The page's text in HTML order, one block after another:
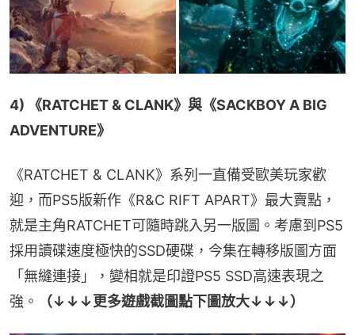
4) 《RATCHET & CLANK》與《SACKBOY A BIG
ADVENTURE》
《RATCHET & CLANK》系列一直備受歐美玩家歡
迎，而PS5版新作《R&C RIFT APART》最大賣點，
就是主角RATCHET可隨時跳入另一版圖。考慮到PS5
採用讀碟速度極快的SSD硬碟，今集在轉移版圖方面
「無縫連接」，變相就是印證PS5 SSD高速表現之
強。
（↓↓↓更多遊戲截圖點下圖放大↓↓↓）